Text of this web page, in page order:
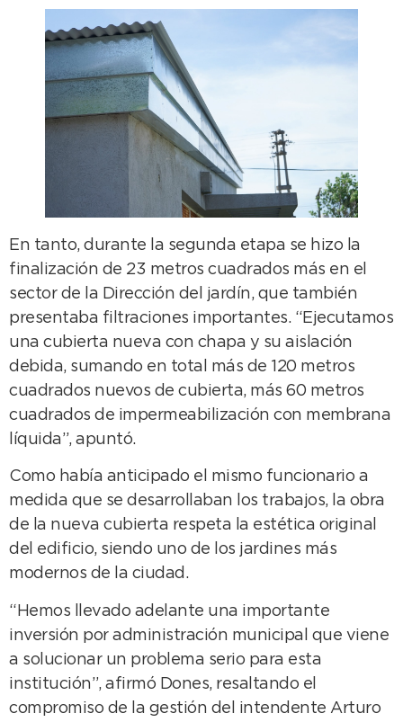
En tanto, durante la segunda etapa se hizo la
finalización de 23 metros cuadrados más en el
sector de la Dirección del jardín, que también
presentaba filtraciones importantes. “Ejecutamos
una cubierta nueva con chapa y su aislación
debida, sumando en total más de 120 metros
cuadrados nuevos de cubierta, más 60 metros
cuadrados de impermeabilización con membrana
líquida”, apuntó.
Como había anticipado el mismo funcionario a
medida que se desarrollaban los trabajos, la obra
de la nueva cubierta respeta la estética original
del edificio, siendo uno de los jardines más
modernos de la ciudad.
“Hemos llevado adelante una importante
inversión por administración municipal que viene
a solucionar un problema serio para esta
institución”, afirmó Dones, resaltando el
compromiso de la gestión del intendente Arturo